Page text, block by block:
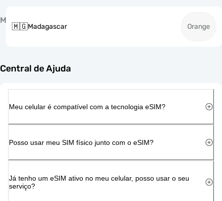
M
🇲🇬Madagascar Orange
Central de Ajuda
Meu celular é compatível com a tecnologia eSIM?
Posso usar meu SIM físico junto com o eSIM?
Já tenho um eSIM ativo no meu celular, posso usar o seu
serviço?